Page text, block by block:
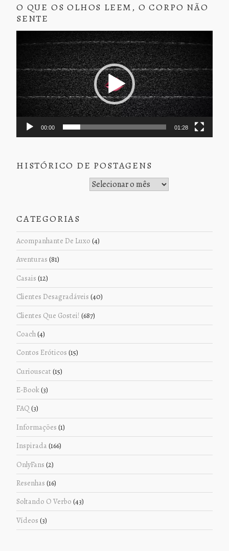
O QUE OS OLHOS LEEM, O CORPO NÃO
SENTE
de
vídeo
00:00 01:28
HISTÓRICO DE POSTAGENS
CATEGORIAS
Acompanhante De Luxo (4)
Aventuras (81)
Casais (12)
Clientes Desagradáveis (40)
Clientes Que Gostei! (687)
Coach(4)
Contos Eróticos (15)
Curiouscat (15)
E-Book(3)
FAQ (3)
Informações (1)
Inspirada (166)
OnlyFans (2)
Resenhas (16)
Soltando O Verbo (43)
Vídeos (3)